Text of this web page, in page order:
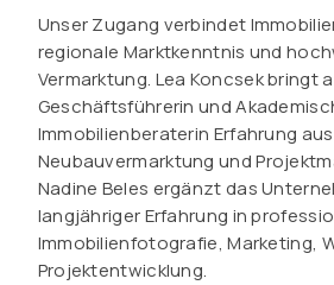
Unser Zugang verbindet
regionale Marktkenntnis und
Vermarktung. Lea Koncsek bringt
Geschäftsführerin und
Immobilienberaterin Erfahrung
Neubauvermarktung und
Nadine Beles ergänzt das
langjähriger Erfahrung in
Immobilienfotografie, Marketing,
Projektentwicklung.